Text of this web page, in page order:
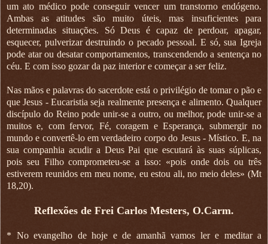
um ato médico pode conseguir vencer um transtorno endógeno.
Ambas as atitudes são muito úteis, mas insuficientes para
determinadas situações. Só Deus é capaz de perdoar, apagar,
esquecer, pulverizar destruindo o pecado pessoal. E só, sua Igreja
pode atar ou desatar comportamentos, transcendendo a sentença no
céu. E com isso gozar da paz interior e começar a ser feliz.
Nas mãos e palavras do sacerdote está o privilégio de tomar o pão e
que Jesus - Eucaristia seja realmente presença e alimento. Qualquer
discípulo do Reino pode unir-se a outro, ou melhor, pode unir-se a
muitos e, com fervor, Fé, coragem e Esperança, submergir no
mundo e convertê-lo em verdadeiro corpo do Jesus - Místico. E, na
sua companhia acudir a Deus Pai que escutará às suas súplicas,
pois seu Filho comprometeu-se a isso: «pois onde dois ou três
estiverem reunidos em meu nome, eu estou ali, no meio deles» (Mt
18,20).
Reflexões de Frei Carlos Mesters, O.Carm.
* No evangelho de hoje e de amanhã vamos ler e meditar a